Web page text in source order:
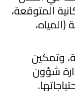
المتوقعة،
(المياه،
، وتمكين
شؤون